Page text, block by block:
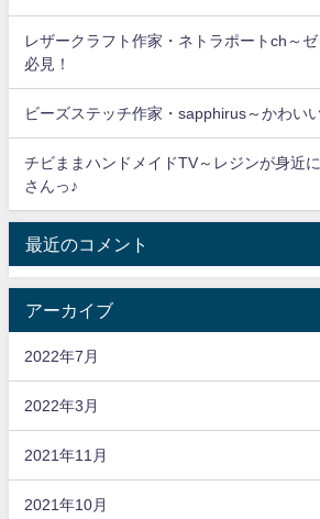
レザークラフト作家・ネトラポートch～
必見！
ビーズステッチ作家・sapphirus～かわい
チビままハンドメイドTV～レジンが身近
さんっ♪
最近のコメント
アーカイブ
2022年7月
2022年3月
2021年11月
2021年10月